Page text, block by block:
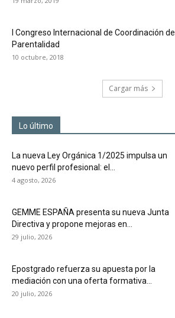
I Congreso Internacional de Coordinación de
Parentalidad
10 octubre, 2018
Cargar más
Lo último
La nueva Ley Orgánica 1/2025 impulsa un
nuevo perfil profesional: el...
4 agosto, 2026
GEMME ESPAÑA presenta su nueva Junta
Directiva y propone mejoras en...
29 julio, 2026
Epostgrado refuerza su apuesta por la
mediación con una oferta formativa...
20 julio, 2026